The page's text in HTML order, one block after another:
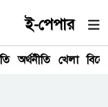
ই-পেপার
অর্থনীতি খেলা